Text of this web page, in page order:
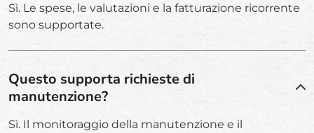
Sì. Le spese, le valutazioni e la fatturazione ricorrente
sono supportate.
Questo supporta richieste di
manutenzione?
Sì. Il monitoraggio della manutenzione e il